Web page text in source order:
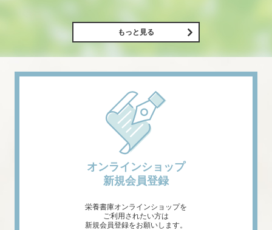
もっと見る
オンラインショップ
新規会員登録
栄養書庫オンラインショップを
ご利用されたい方は
新規会員登録をお願いします。